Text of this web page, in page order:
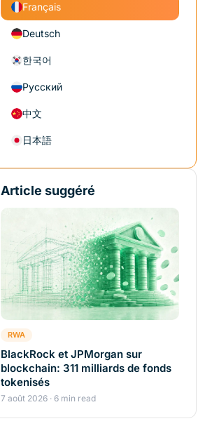
Français
Deutsch
한국어
Русский
中文
日本語
Article suggéré
RWA
BlackRock et JPMorgan sur
blockchain: 311 milliards de fonds
tokenisés
7 août 2026 · 6 min read